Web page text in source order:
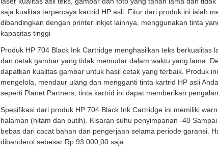
saja kualitas terpercaya kartrid HP asli. Fitur dari produk ini ialah
dibandingkan dengan printer inkjet lainnya, menggunakan tinta
kapasitas tinggi
Produk HP 704 Black Ink Cartridge menghasilkan teks berkualitas
dan cetak gambar yang tidak memudar dalam waktu yang lama.
dapatkan kualitas gambar untuk hasil cetak yang terbaik. Produk
mengelola, mendaur ulang dan mengganti tinta kartrid HP asli
seperti Planet Partners, tinta kartrid ini dapat memberikan
Spesifikasi dari produk HP 704 Black Ink Cartridge ini memiliki
halaman (hitam dan putih). Kisaran suhu penyimpanan -40
bebas dari cacat bahan dan pengerjaan selama periode garansi.
dibanderol sebesar Rp 93.000,00 saja.